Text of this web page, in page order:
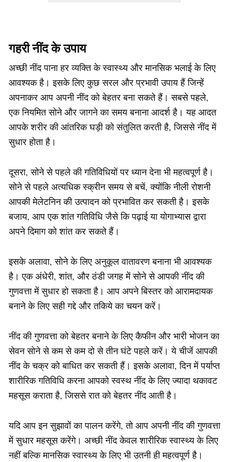
गहरी नींद के उपाय
अच्छी नींद पाना हर व्यक्ति के स्वास्थ्य और मानसिक भलाई के लिए
आवश्यक है। इसके लिए कुछ सरल और प्रभावी उपाय हैं जिन्हें
अपनाकर आप अपनी नींद को बेहतर बना सकते हैं। सबसे पहले,
एक नियमित सोने और जागने का समय बनाना आदर्श है। यह आदत
आपके शरीर की आंतरिक घड़ी को संतुलित करती है, जिससे नींद में
सुधार होता है।
दूसरा, सोने से पहले की गतिविधियों पर ध्यान देना भी महत्वपूर्ण है।
सोने से पहले अत्यधिक स्क्रीन समय से बचें, क्योंकि नीली रोशनी
आपकी मेलेटनिन की उत्पादन को प्रभावित कर सकती है। इसके
बजाय, आप एक शांत गतिविधि जैसे कि पढ़ाई या योगाभ्यास द्वारा
अपने दिमाग को शांत कर सकते हैं।
इसके अलावा, सोने के लिए अनुकूल वातावरण बनाना भी आवश्यक
है। एक अंधेरी, शांत, और ठंडी जगह में सोने से आपकी नींद की
गुणवत्ता में सुधार हो सकता है। आप अपने बिस्तर को आरामदायक
बनाने के लिए सही गद्दे और तकिये का चयन करें।
नींद की गुणवत्ता को बेहतर बनाने के लिए कैफीन और भारी भोजन का
सेवन सोने से कम से कम दो से तीन घंटे पहले करें। ये चीजें आपकी
नींद के चक्र को बाधित कर सकती हैं। इसके अलावा, दिन में पर्याप्त
शारीरिक गतिविधि करना आपको स्वस्थ नींद के लिए ज्यादा थकावट
महसूस कराता है, जिससे रात को बेहतर नींद आती है।
यदि आप इन सुझावों का पालन करेंगे, तो आप अपनी नींद की गुणवत्ता
में सुधार महसूस करेंगे। अच्छी नींद केवल शारीरिक स्वास्थ्य के लिए
नहीं बल्कि मानसिक स्वास्थ्य के लिए भी उतनी ही महत्वपूर्ण है।